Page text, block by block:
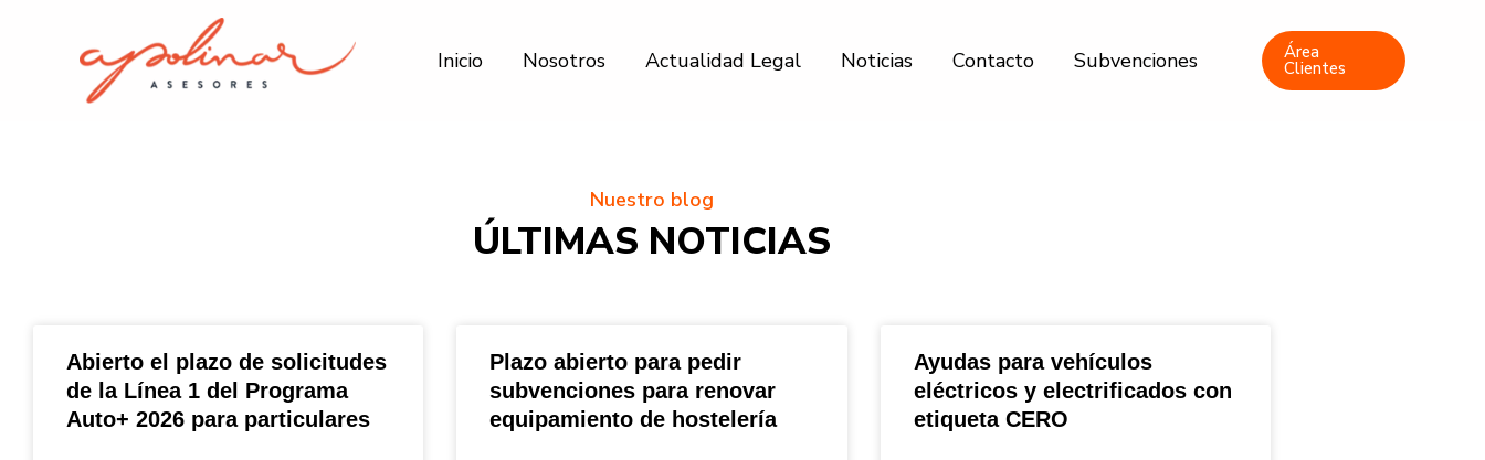
Inicio Nosotros Actualidad Legal Noticias Contacto Subvenciones Área
Clientes
Nuestro blog
ÚLTIMAS NOTICIAS
Abierto el plazo de solicitudes
de la Línea 1 del Programa
Auto+ 2026 para particulares
Plazo abierto para pedir
subvenciones para renovar
equipamiento de hostelería
Ayudas para vehículos
eléctricos y electrificados con
etiqueta CERO